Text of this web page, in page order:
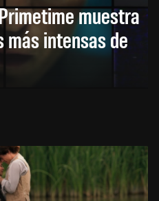
muestra
más intensas de